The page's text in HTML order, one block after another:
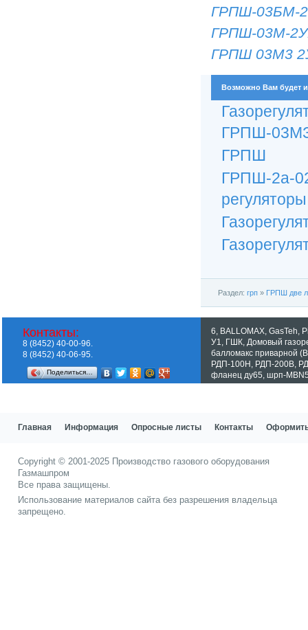
ГРПШ-03БМ-
ГРПШ-03М-
ГРПШ 03М3
Возможно Вам будет
ГРПШ-
ГРПШ
ГРПШ-
Раздел: грп » ГРПШ две
6 BALLOMAX GasTeh
У1
ГШК Домовый
балломакс приварной
РДП-100Н РДП-200В
фланец ду65 шрп-
Контакты:
8 (8452) 40-00-96.
8 (8452) 40-06-95.
Поделиться…
Главная Информация Опросные листы Контакты Оформить
Copyright © 2001-2025 Производство газового оборудования
Газмашпром
Все права защищены.
Использование материалов сайта без разрешения владельца
запрещено.